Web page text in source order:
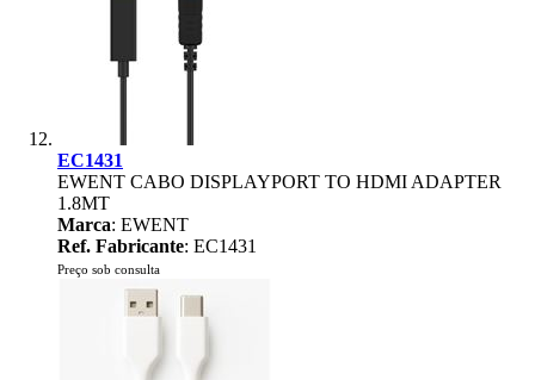
EC1431
EWENT CABO DISPLAYPORT TO HDMI ADAPTER
1.8MT
Marca: EWENT
Ref. Fabricante: EC1431
Preço sob consulta